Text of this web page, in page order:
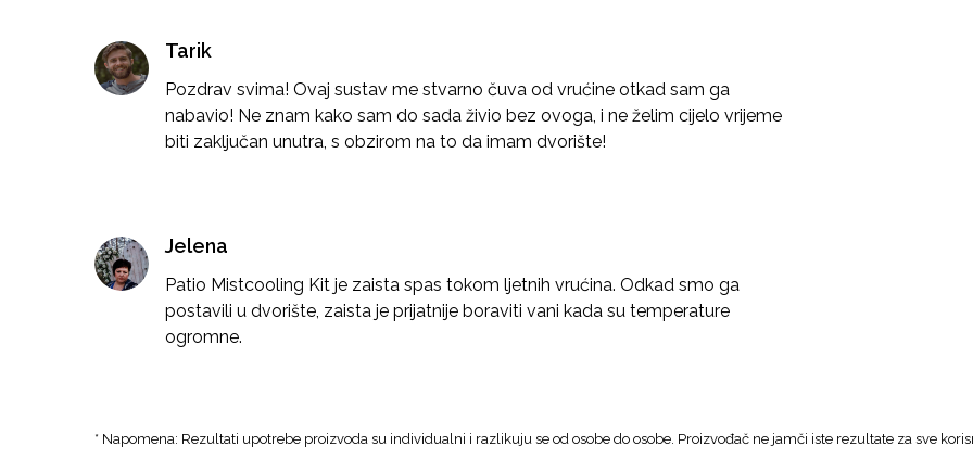
Tarik
Pozdrav svima! Ovaj sustav me stvarno čuva od vrućine otkad sam ga
nabavio! Ne znam kako sam do sada živio bez ovoga, i ne želim cijelo vrijeme
biti zaključan unutra, s obzirom na to da imam dvorište!
Jelena
Patio Mistcooling Kit je zaista spas tokom ljetnih vrućina. Odkad smo ga
postavili u dvorište, zaista je prijatnije boraviti vani kada su temperature
ogromne.
* Napomena: Rezultati upotrebe proizvoda su individualni i razlikuju se od osobe do osobe. Proizvođač ne jamči iste rezultate za sve